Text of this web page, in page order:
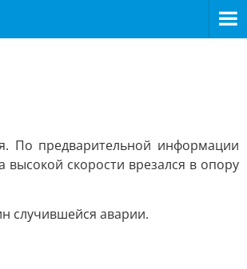
По предварительной информации
высокой скорости врезался в опору
случившейся аварии.